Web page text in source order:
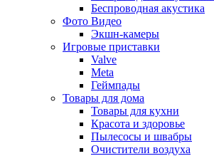
Беспроводная акустика
Фото Видео
Экшн-камеры
Игровые приставки
Valve
Meta
Геймпады
Товары для дома
Товары для кухни
Красота и здоровье
Пылесосы и швабры
Очистители воздуха